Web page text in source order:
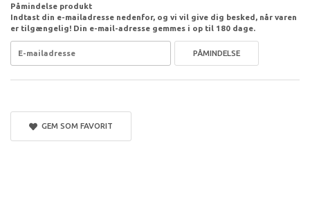
Påmindelse produkt
Indtast din e-mailadresse nedenfor, og vi vil give dig besked, når varen
er tilgængelig! Din e-mail-adresse gemmes i op til 180 dage.
PÅMINDELSE
GEM SOM FAVORIT